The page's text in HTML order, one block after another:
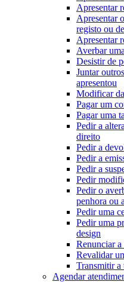
Apresentar
Apresentar
registo ou
Apresentar
Averbar
Desistir de
Juntar
apresentou
Modificar
Pagar um
Pagar uma
Pedir a
direito
Pedir a
Pedir a
Pedir a
Pedir
Pedir o
penhora ou
Pedir uma
Pedir uma
design
Renunciar
Revalidar
Transmitir a
Agendar